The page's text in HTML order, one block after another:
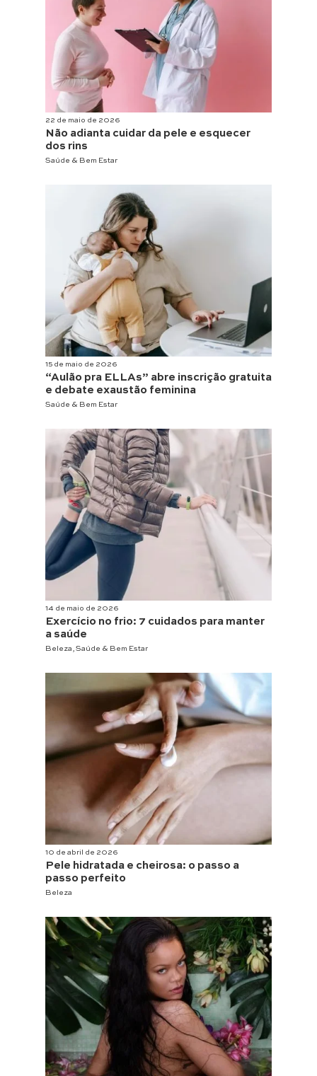
22 de maio de 2026
Não adianta cuidar da pele e esquecer
dos rins
Saúde & Bem Estar
15 de maio de 2026
“Aulão pra ELLAs” abre inscrição gratuita
e debate exaustão feminina
Saúde & Bem Estar
14 de maio de 2026
Exercício no frio: 7 cuidados para manter
a saúde
Beleza , Saúde & Bem Estar
10 de abril de 2026
Pele hidratada e cheirosa: o passo a
passo perfeito
Beleza